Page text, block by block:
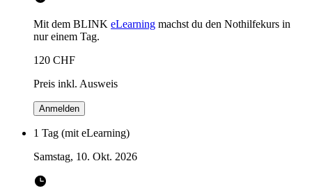
Mit dem BLINK eLearning machst du den Nothilfekurs in
nur einem Tag.
120 CHF
Preis inkl. Ausweis
Anmelden
1 Tag (mit eLearning)
Samstag, 10. Okt. 2026